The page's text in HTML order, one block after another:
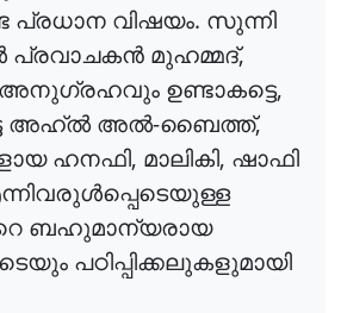
പ്രധാന വിഷയം. സുന്നി
പ്രവാചകൻ മുഹമ്മദ്,
അനുഗ്രഹവും ഉണ്ടാകട്ടെ,
അഹ്ൽ അൽ-ബൈത്ത്,
ഹനഫി, മാലികി, ഷാഫി
ബഹുമാന്യരായ
പഠിപ്പിക്കലുകളുമായി